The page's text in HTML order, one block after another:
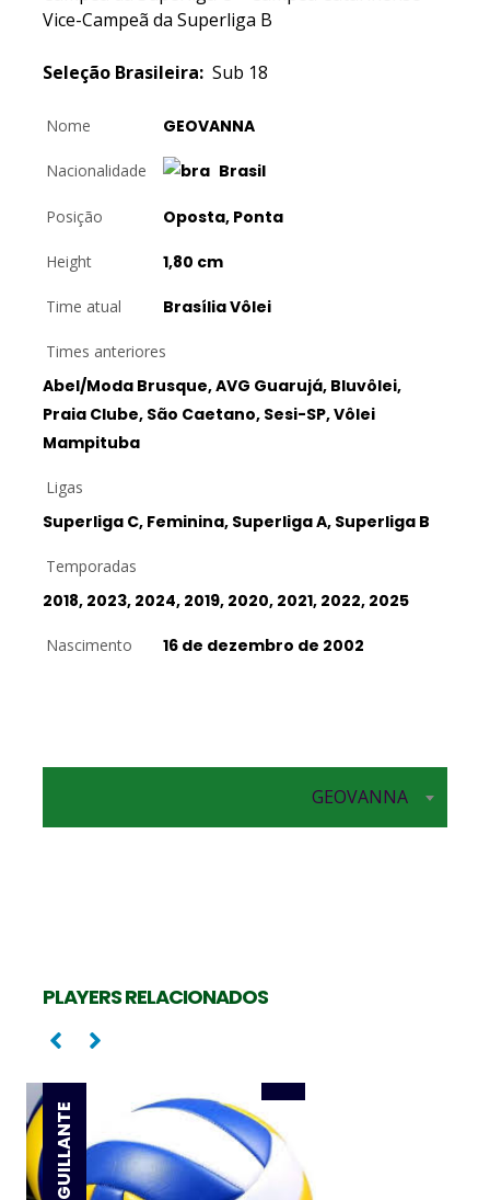
Vice-Campeã da Superliga B
Seleção Brasileira: Sub 18
Nome GEOVANNA
Nacionalidade Brasil
Posição Oposta, Ponta
Height 1,80 cm
Time atual Brasília Vôlei
Times anteriores
Abel/Moda Brusque, AVG Guarujá, Bluvôlei,
Praia Clube, São Caetano, Sesi-SP, Vôlei
Mampituba
Ligas
Superliga C, Feminina, Superliga A, Superliga B
Temporadas
2018, 2023, 2024, 2019, 2020, 2021, 2022, 2025
Nascimento 16 de dezembro de 2002
GEOVANNA
PLAYERS RELACIONADOS
Oposta
Oposta